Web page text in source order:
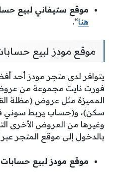
موقع ستيفاني لبيع
هنا“.
موقع مودز لبيع
يتوافر لدى متجر مودز أحد
فورت نايت مجموعة من
وغيرها من العروض الأخرى
بالدخول إلى موقع المتجر عبر
موقع مودز لبيع